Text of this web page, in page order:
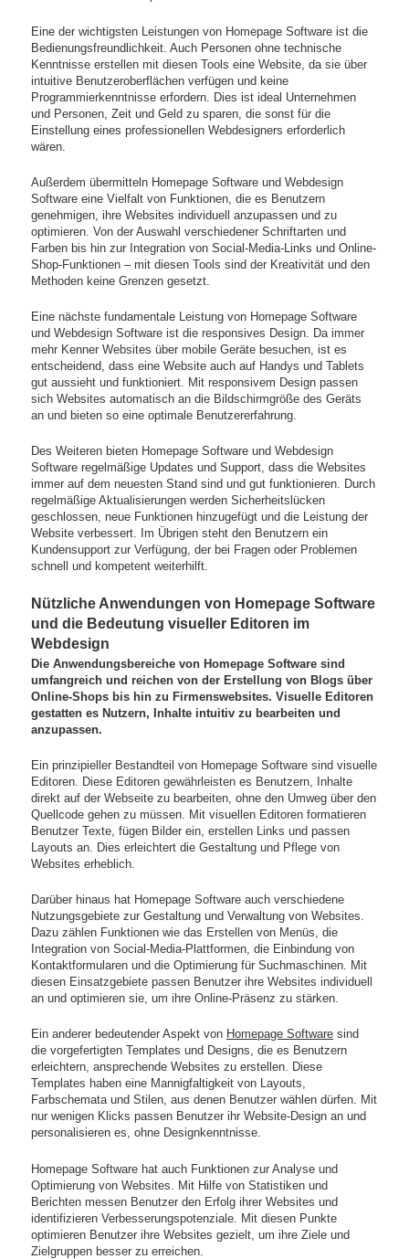
Eine der wichtigsten Leistungen von Homepage Software ist die
Bedienungsfreundlichkeit. Auch Personen ohne technische
Kenntnisse erstellen mit diesen Tools eine Website, da sie über
intuitive Benutzeroberflächen verfügen und keine
Programmierkenntnisse erfordern. Dies ist ideal Unternehmen
und Personen, Zeit und Geld zu sparen, die sonst für die
Einstellung eines professionellen Webdesigners erforderlich
wären.
Außerdem übermitteln Homepage Software und Webdesign
Software eine Vielfalt von Funktionen, die es Benutzern
genehmigen, ihre Websites individuell anzupassen und zu
optimieren. Von der Auswahl verschiedener Schriftarten und
Farben bis hin zur Integration von Social-Media-Links und Online-
Shop-Funktionen – mit diesen Tools sind der Kreativität und den
Methoden keine Grenzen gesetzt.
Eine nächste fundamentale Leistung von Homepage Software
und Webdesign Software ist die responsives Design. Da immer
mehr Kenner Websites über mobile Geräte besuchen, ist es
entscheidend, dass eine Website auch auf Handys und Tablets
gut aussieht und funktioniert. Mit responsivem Design passen
sich Websites automatisch an die Bildschirmgröße des Geräts
an und bieten so eine optimale Benutzererfahrung.
Des Weiteren bieten Homepage Software und Webdesign
Software regelmäßige Updates und Support, dass die Websites
immer auf dem neuesten Stand sind und gut funktionieren. Durch
regelmäßige Aktualisierungen werden Sicherheitslücken
geschlossen, neue Funktionen hinzugefügt und die Leistung der
Website verbessert. Im Übrigen steht den Benutzern ein
Kundensupport zur Verfügung, der bei Fragen oder Problemen
schnell und kompetent weiterhilft.
Nützliche Anwendungen von Homepage Software
und die Bedeutung visueller Editoren im
Webdesign
Die Anwendungsbereiche von Homepage Software sind
umfangreich und reichen von der Erstellung von Blogs über
Online-Shops bis hin zu Firmenswebsites. Visuelle Editoren
gestatten es Nutzern, Inhalte intuitiv zu bearbeiten und
anzupassen.
Ein prinzipieller Bestandteil von Homepage Software sind visuelle
Editoren. Diese Editoren gewährleisten es Benutzern, Inhalte
direkt auf der Webseite zu bearbeiten, ohne den Umweg über den
Quellcode gehen zu müssen. Mit visuellen Editoren formatieren
Benutzer Texte, fügen Bilder ein, erstellen Links und passen
Layouts an. Dies erleichtert die Gestaltung und Pflege von
Websites erheblich.
Darüber hinaus hat Homepage Software auch verschiedene
Nutzungsgebiete zur Gestaltung und Verwaltung von Websites.
Dazu zählen Funktionen wie das Erstellen von Menüs, die
Integration von Social-Media-Plattformen, die Einbindung von
Kontaktformularen und die Optimierung für Suchmaschinen. Mit
diesen Einsatzgebiete passen Benutzer ihre Websites individuell
an und optimieren sie, um ihre Online-Präsenz zu stärken.
Ein anderer bedeutender Aspekt von Homepage Software sind
die vorgefertigten Templates und Designs, die es Benutzern
erleichtern, ansprechende Websites zu erstellen. Diese
Templates haben eine Mannigfaltigkeit von Layouts,
Farbschemata und Stilen, aus denen Benutzer wählen dürfen. Mit
nur wenigen Klicks passen Benutzer ihr Website-Design an und
personalisieren es, ohne Designkenntnisse.
Homepage Software hat auch Funktionen zur Analyse und
Optimierung von Websites. Mit Hilfe von Statistiken und
Berichten messen Benutzer den Erfolg ihrer Websites und
identifizieren Verbesserungspotenziale. Mit diesen Punkte
optimieren Benutzer ihre Websites gezielt, um ihre Ziele und
Zielgruppen besser zu erreichen.